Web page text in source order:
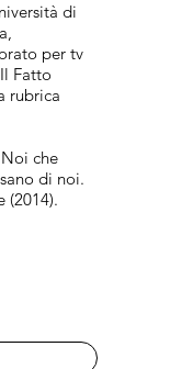
di
per tv
Fatto
rubrica
che
di noi.
(2014).